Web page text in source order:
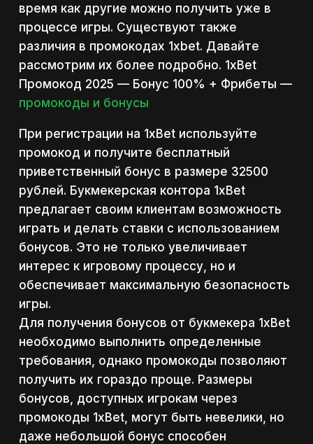
время как другие можно получить уже в
процессе игры. Существуют также
различия в промокодах 1xbet. Давайте
рассмотрим их более подробно. 1xBet
Промокод 2025 — Бонус 100% + Фрибеты —
промокоды и бонусы
При регистрации на 1xBet используйте
промокод и получите бесплатный
приветственный бонус в размере 32500
рублей. Букмекерская контора 1xBet
предлагает своим клиентам возможность
играть и делать ставки с использованием
бонусов. Это не только увеличивает
интерес к игровому процессу, но и
обеспечивает максимальную безопасность
игры.
Для получения бонусов от букмекера 1xBet
необходимо выполнить определенные
требования, однако промокоды позволяют
получить их гораздо проще. Размеры
бонусов, доступных игрокам через
промокоды 1xBet, могут быть невелики, но
даже небольшой бонус способен